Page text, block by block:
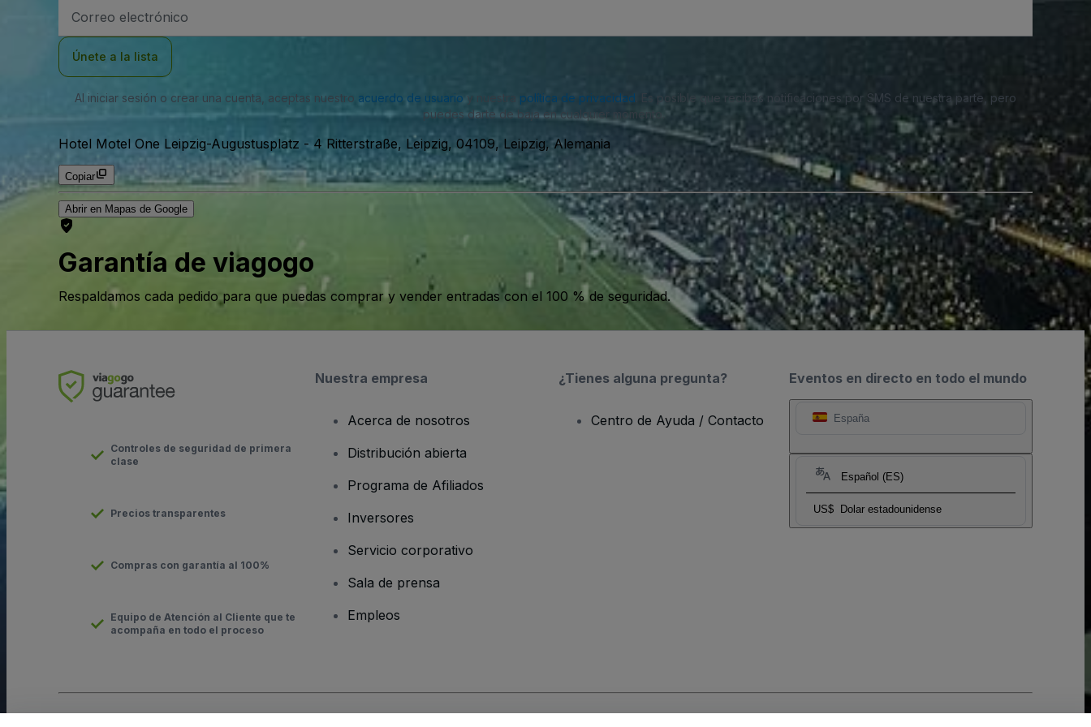
de
Únete a la lista
Al iniciar sesión o crear una cuenta, aceptas nuestro acuerdo de usuarioy nuestra política de privacidad . Es posible que recibas notificaciones por SMS de nuestra parte, pero
puedes darte de baja en cualquier momento.
Hotel Motel One Leipzig-Augustusplatz - 4 Ritterstraße, Leipzig, 04109, Leipzig, Alemania
Copiar
Abrir en Mapas de Google
Garantía de viagogo
Respaldamos cada pedido para que puedas comprar y vender entradas con el 100 % de seguridad.
Eventos en directo en todo el mundo
España
Español (ES)
US$ Dolar estadounidense
Controles de seguridad de primera
clase
Precios transparentes
Compras con garantía al 100%
Equipo de Atención al Cliente que te
acompaña en todo el proceso
Nuestra empresa
Acerca de nosotros
Distribución abierta
Programa de Afiliados
Inversores
Servicio corporativo
Sala de prensa
Empleos
¿Tienes alguna pregunta?
Centro de Ayuda / Contacto